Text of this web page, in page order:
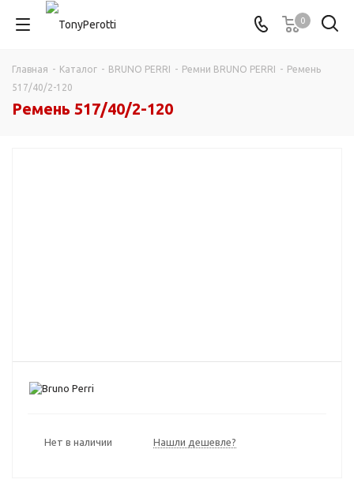
0
Главная - Каталог - BRUNO PERRI - Ремни BRUNO PERRI - Ремень
517/40/2-120
Ремень 517/40/2-120
Нет в наличии Нашли дешевле?